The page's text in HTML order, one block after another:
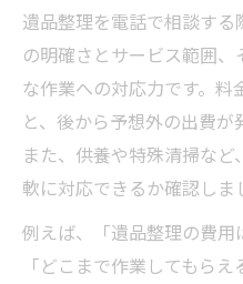
遺品整理を電話で相談す
の明確さとサービス範囲
な作業への対応力です。
と、後から予想外の出費が
また、供養や特殊清掃な
軟に対応できるか確認しま
例えば、「遺品整理の費用
「どこまで作業してもら